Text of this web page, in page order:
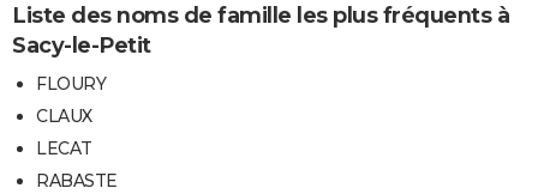
Liste des noms de famille les plus fréquents à
Sacy-le-Petit
FLOURY
CLAUX
LECAT
RABASTE